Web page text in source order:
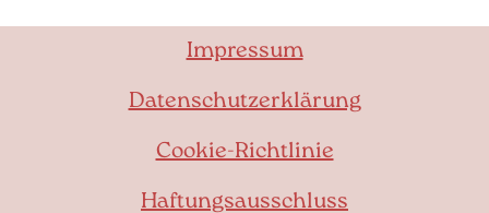
Impressum
Datenschutzerklärung
Cookie-Richtlinie
Haftungsausschluss